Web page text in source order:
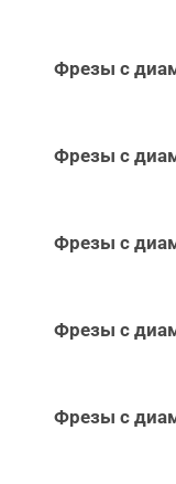
Фрезы с
Фрезы с
Фрезы с
Фрезы с
Фрезы с